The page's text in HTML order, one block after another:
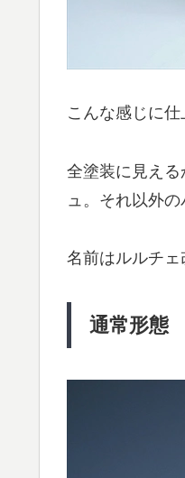
こんな感じに仕
全塗装に見え
ュ。それ以外
名前はルルチェ
通常形態